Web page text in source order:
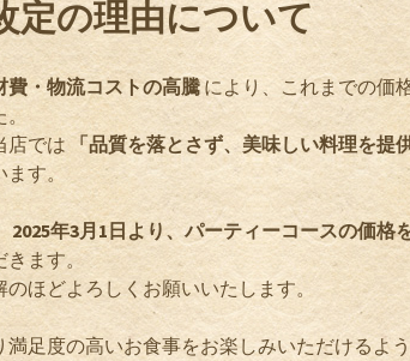
定の理由について
費・物流コストの高騰 により、これまでの価
店では 「品質を落とさず、美味しい料理を提
ます。
2025年3月1日より、パーティーコースの価格
きます。
のほどよろしくお願いいたします。
満足度の高いお食事をお楽しみいただけるよ